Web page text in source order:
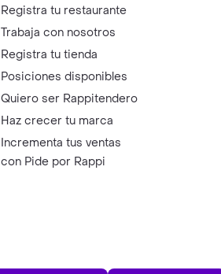
Registra tu restaurante
Trabaja con nosotros
Registra tu tienda
Posiciones disponibles
Quiero ser Rappitendero
Haz crecer tu marca
Incrementa tus ventas
con Pide por Rappi